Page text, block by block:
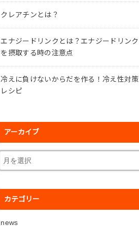
クレアチンとは？
エナジードリンクとは？エナジードリンク
を摂取する時の注意点
冷えに負けないからだを作る！冷え性対策
レシピ
アーカイブ
カテゴリー
news